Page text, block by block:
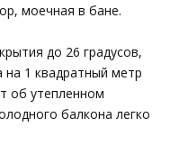
моечная в бане.
до 26 градусов,
1 квадратный метр
об утепленном
балкона легко